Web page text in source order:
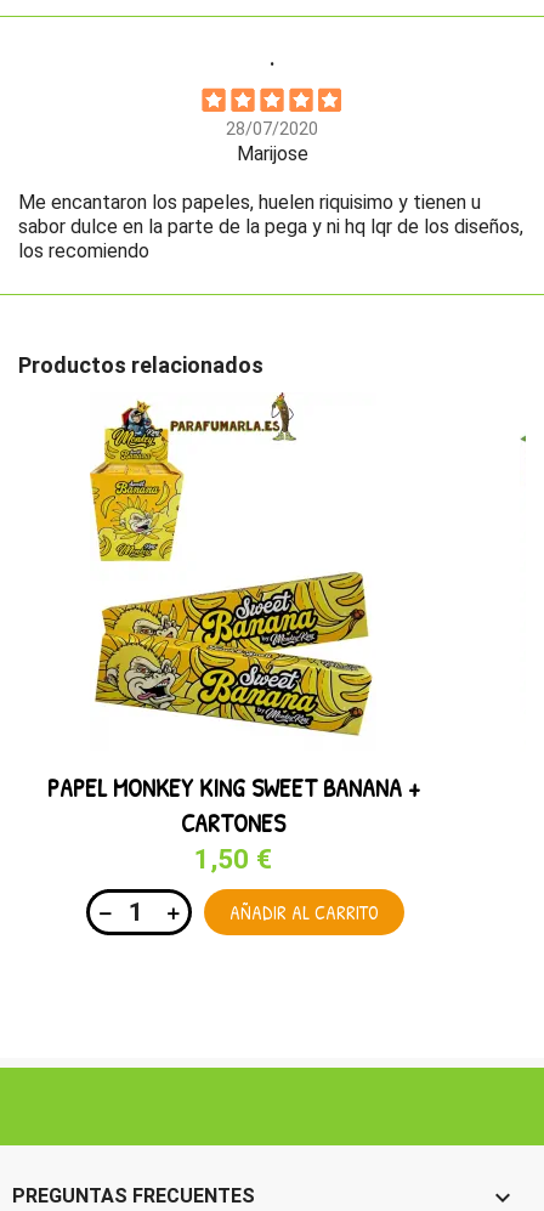
.
28/07/2020
Marijose
Me encantaron los papeles, huelen riquisimo y tienen u
sabor dulce en la parte de la pega y ni hq lqr de los diseños,
los recomiendo
Productos relacionados
PAPEL MONKEY KING SWEET BANANA +
CARTONES
1,50 €
AÑADIR AL CARRITO
PREGUNTAS FRECUENTES 